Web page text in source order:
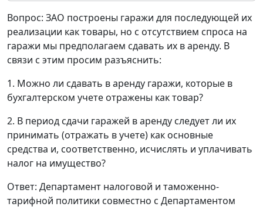
Вопрос: ЗАО построены гаражи для последующей их
реализации как товары, но с отсутствием спроса на
гаражи мы предполагаем сдавать их в аренду. В
связи с этим просим разъяснить:
1. Можно ли сдавать в аренду гаражи, которые в
бухгалтерском учете отражены как товар?
2. В период сдачи гаражей в аренду следует ли их
принимать (отражать в учете) как основные
средства и, соответственно, исчислять и уплачивать
налог на имущество?
Ответ: Департамент налоговой и таможенно-
тарифной политики совместно с Департаментом